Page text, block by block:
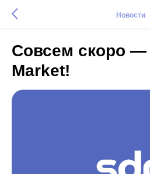
Новости
Совсем скоро —
Market!